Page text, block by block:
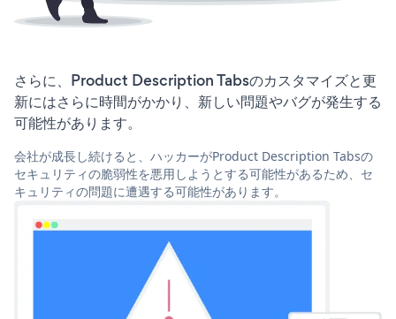
さらに、Product Description Tabsのカスタマイズと更
新にはさらに時間がかかり、新しい問題やバグが発生する
可能性があります。
会社が成長し続けると、ハッカーがProduct Description Tabsの
セキュリティの脆弱性を悪用しようとする可能性があるため、セ
キュリティの問題に遭遇する可能性があります。